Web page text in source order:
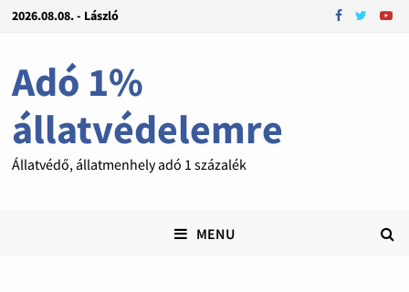
2026.08.08. - László
Adó 1%
állatvédelemre
Állatvédő, állatmenhely adó 1 százalék
MENU